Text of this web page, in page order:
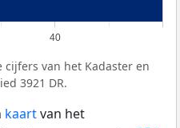
40
van het Kadaster en
3921 DR.
kaartvan het